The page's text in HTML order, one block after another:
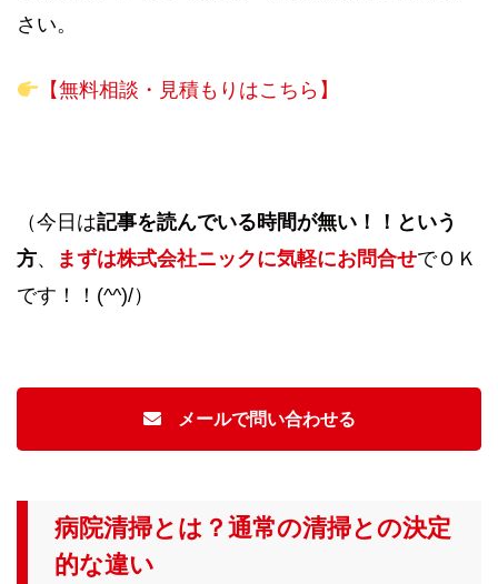
さい。
【無料相談・見積もりはこちら】
（今日は記事を読んでいる時間が無い！！という
方、 まずは株式会社ニックに気軽にお問合せでＯＫ
です！！(^^)/）
メールで問い合わせる
病院清掃とは？通常の清掃との決定
的な違い